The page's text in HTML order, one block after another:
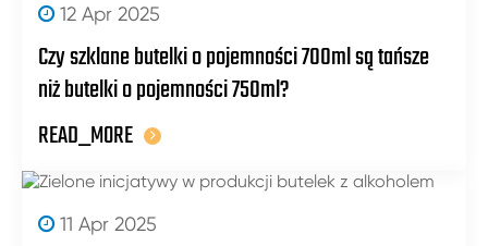
12 Apr 2025
Czy szklane butelki o pojemności 700ml są tańsze
niż butelki o pojemności 750ml?
READ_MORE
11 Apr 2025